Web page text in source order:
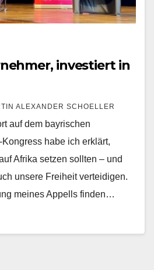
investiert in
ALEXANDER SCHOELLER
auf dem bayrischen
habe ich erklärt,
Afrika setzen sollten – und
unsere Freiheit verteidigen.
meines Appells finden…